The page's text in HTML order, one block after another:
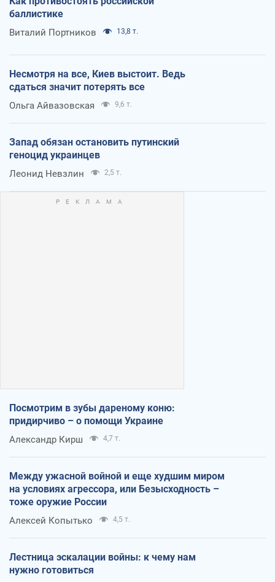
баллистике
Виталий Портников 13,8 т.
Несмотря на все, Киев выстоит. Ведь
сдаться значит потерять все
Ольга Айвазовская 9,6 т.
Запад обязан остановить путинский
геноцид украинцев
Леонид Невзлин 2,5 т.
Посмотрим в зубы дареному коню:
придирчиво – о помощи Украине
Александр Кирш 4,7 т.
Между ужасной войной и еще худшим миром
на условиях агрессора, или Безысходность –
тоже оружие России
Алексей Копытько 4,5 т.
Лестница эскалации войны: к чему нам
нужно готовиться